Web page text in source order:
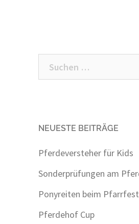
Suchen
nach:
NEUESTE BEITRÄGE
Pferdeversteher für Kids
Sonderprüfungen am
Ponyreiten beim Pfarrfest
Pferdehof Cup